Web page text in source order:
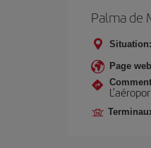
Palma de
Situation:
Page